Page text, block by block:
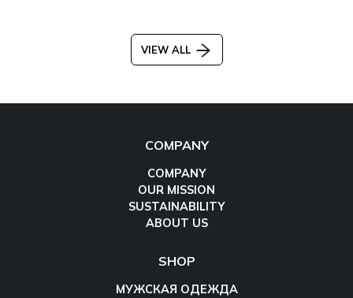
VIEW ALL
COMPANY
COMPANY
OUR MISSION
SUSTAINABILITY
ABOUT US
SHOP
МУЖСКАЯ ОДЕЖДА